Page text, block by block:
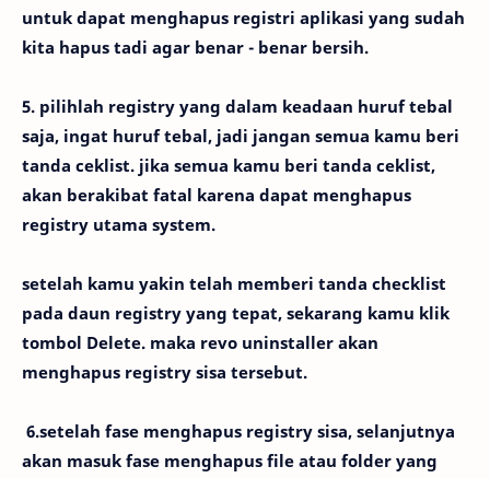
untuk dapat menghapus registri aplikasi yang sudah
kita hapus tadi agar benar - benar bersih.
5. pilihlah registry yang dalam keadaan huruf tebal
saja, ingat huruf tebal, jadi jangan semua kamu beri
tanda ceklist. jika semua kamu beri tanda ceklist,
akan berakibat fatal karena dapat menghapus
registry utama system.
setelah kamu yakin telah memberi tanda checklist
pada daun registry yang tepat, sekarang kamu klik
tombol Delete. maka revo uninstaller akan
menghapus registry sisa tersebut.
6.setelah fase menghapus registry sisa, selanjutnya
akan masuk fase menghapus file atau folder yang